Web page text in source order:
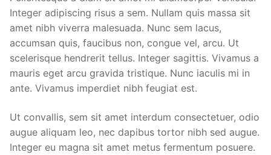
Integer adipiscing risus a sem. Nullam quis massa sit
amet nibh viverra malesuada. Nunc sem lacus,
accumsan quis, faucibus non, congue vel, arcu. Ut
scelerisque hendrerit tellus. Integer sagittis. Vivamus a
mauris eget arcu gravida tristique. Nunc iaculis mi in
ante. Vivamus imperdiet nibh feugiat est.
Ut convallis, sem sit amet interdum consectetuer, odio
augue aliquam leo, nec dapibus tortor nibh sed augue.
Integer eu magna sit amet metus fermentum posuere.